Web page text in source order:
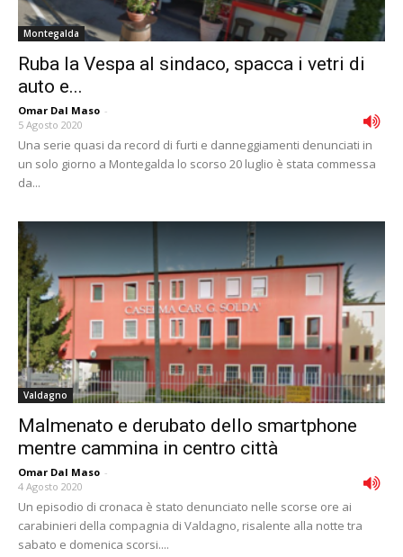
Montegalda
Ruba la Vespa al sindaco, spacca i vetri di
auto e...
Omar Dal Maso -
5 Agosto 2020
Una serie quasi da record di furti e danneggiamenti denunciati in
un solo giorno a Montegalda lo scorso 20 luglio è stata commessa
da...
Valdagno
Malmenato e derubato dello smartphone
mentre cammina in centro città
Omar Dal Maso -
4 Agosto 2020
Un episodio di cronaca è stato denunciato nelle scorse ore ai
carabinieri della compagnia di Valdagno, risalente alla notte tra
sabato e domenica scorsi....